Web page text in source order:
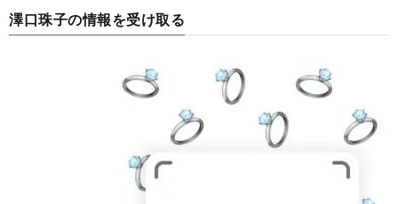
澤口珠子の情報を受け取る